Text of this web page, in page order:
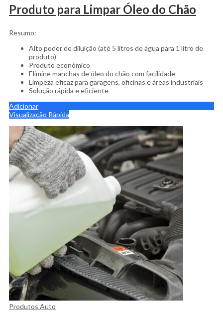
Produto para Limpar Óleo do Chão
Resumo:
Alto poder de diluição (até 5 litros de água para 1 litro de
produto)
Produto económico
Elimine manchas de óleo do chão com facilidade
Limpeza eficaz para garagens, oficinas e áreas industriais
Solução rápida e eficiente
Adicionar
Visualização Rápida
Produtos Auto